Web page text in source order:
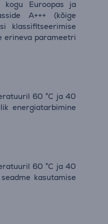
kogu Euroopas ja
A+++ (kõige
klassifitseerimise
erineva parameetri
60 °C ja 40
energiatarbimine
60 °C ja 40
kasutamise